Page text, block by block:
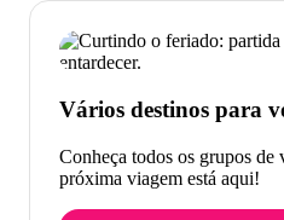
Vários destinos para
Conheça todos os grupos de
próxima viagem está aqui!